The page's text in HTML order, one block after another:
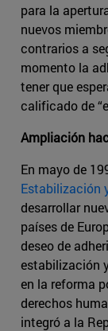
para la
nuevos
contrarios a
momento la
tener que
calificado de
Ampliación
En mayo de
Estabilización
desarrollar
países de
deseo de
estabilización
en la reforma
derechos
integró a la